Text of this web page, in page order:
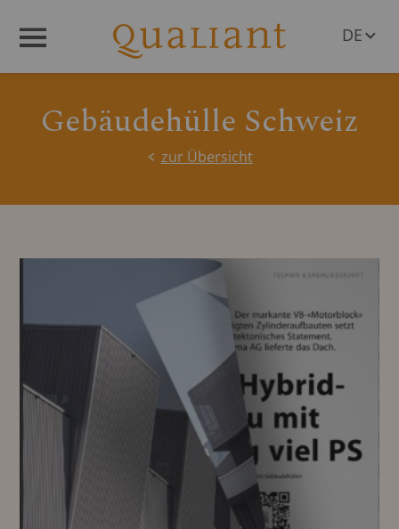
DE
Gebäudehülle Schweiz
zur Übersicht